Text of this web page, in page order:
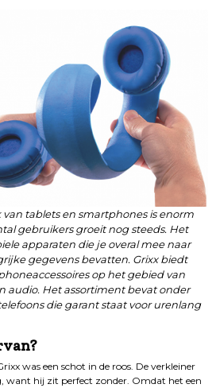
tablets en smartphones is enorm
gebruikers groeit nog steeds. Het
apparaten die je overal mee naar
gegevens bevatten. Grixx biedt
op het gebied van
audio. Het assortiment bevat onder
die garant staat voor urenlang
was een schot in de roos. De verkleiner
want hij zit perfect zonder. Omdat het een